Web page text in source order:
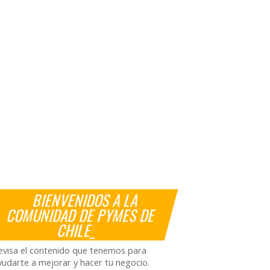
BIENVENIDOS A LA
COMUNIDAD DE PYMES DE
CHILE_
el contenido que tenemos para
a mejorar y hacer tu negocio.